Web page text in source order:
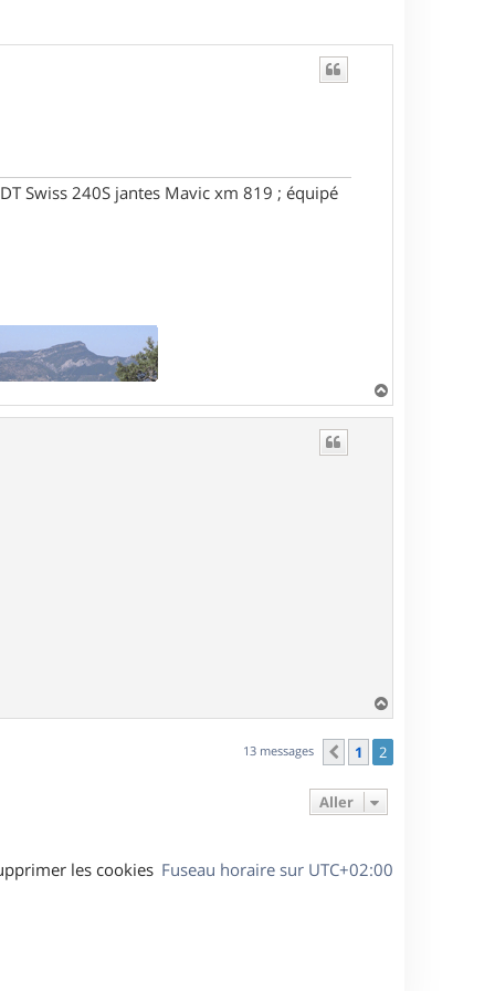
Swiss 240S jantes Mavic xm 819 ; équipé
a
a
u
13 messages Précédent
1 2
Aller
Fuseau horaire sur UTC+02:00
les cookies